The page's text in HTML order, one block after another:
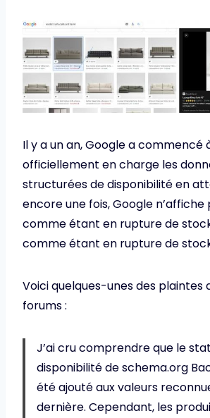
Il y a un an, Google a commencé
officiellement en charge les
structurées de disponibilité en
encore une fois, Google n’affiche
comme étant en rupture de
comme étant en rupture de
Voici quelques-unes des plaintes
forums :
J’ai cru comprendre que le
disponibilité de schema.org
été ajouté aux valeurs
dernière. Cependant, les